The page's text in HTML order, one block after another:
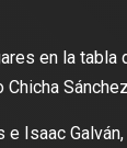
en la tabla
Isaac